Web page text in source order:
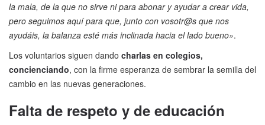
la mala, de la que no sirve ni para abonar y ayudar a crear vida,
pero seguimos aquí para que, junto con vosotr@s que nos
ayudáis, la balanza esté más inclinada hacia el lado bueno».
Los voluntarios siguen dando charlas en colegios,
concienciando, con la firme esperanza de sembrar la semilla del
cambio en las nuevas generaciones.
Falta de respeto y de educación